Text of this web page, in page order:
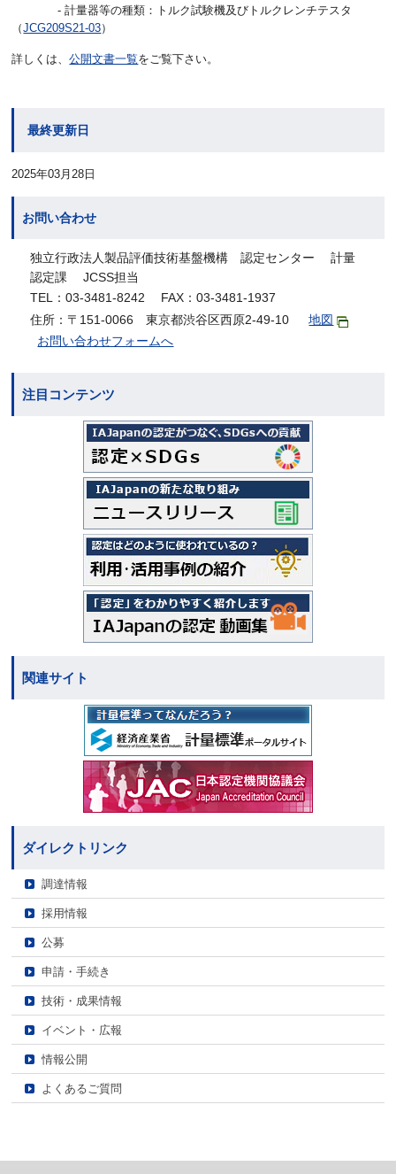
- 計量器等の種類：トルク試験機及びトルクレンチテスタ
（JCG209S21-03）
詳しくは、公開文書一覧をご覧下さい。
最終更新日
2025年03月28日
お問い合わせ
独立行政法人製品評価技術基盤機構 認定センター 計量
認定課 JCSS担当
TEL：03-3481-8242 FAX：03-3481-1937
住所：〒151-0066 東京都渋谷区西原2-49-10
地図
お問い合わせフォームへ
注目コンテンツ
関連サイト
ダイレクトリンク
調達情報
採用情報
公募
申請・手続き
技術・成果情報
イベント・広報
情報公開
よくあるご質問